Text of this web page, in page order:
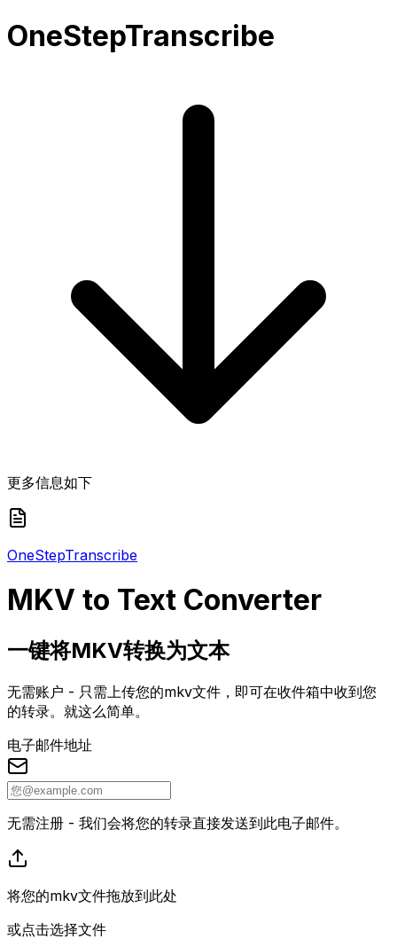
OneStepTranscribe
更多信息如下
OneStepTranscribe
MKV to Text Converter
一键将MKV转换为文本
无需账户 - 只需上传您的mkv文件，即可在收件箱中收到您
的转录。就这么简单。
电子邮件地址
无需注册 - 我们会将您的转录直接发送到此电子邮件。
将您的mkv文件拖放到此处
或点击选择文件